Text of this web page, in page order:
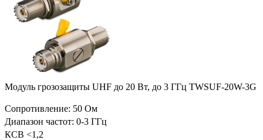
Модуль грозозащиты UHF до 20 Вт, до 3 ГГц TWSUF-20W-3G
Сопротивление: 50 Ом
Диапазон частот: 0-3 ГГц
КСВ <1,2